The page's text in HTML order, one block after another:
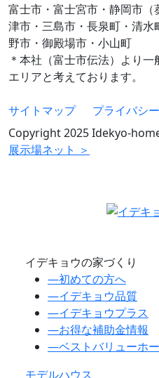
富士市・富士宮市・静岡市
津市・三島市・長泉町・清
野市・御殿場市・小山町
＊本社（富士市伝法）より
エリアと考えております。
サイトマップ
プライバシ
Copyright 2025 Idekyo-
展示場ネット ＞
イデキョウの家づくり
―初めての方へ
―イデキョウ品質
―イデキョウプラス
―お得な補助金情報
―ベストバリューホ
モデルハウス